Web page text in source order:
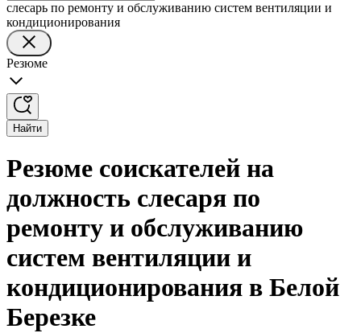
слесарь по ремонту и обслуживанию систем вентиляции и
кондиционирования
Резюме
Найти
Резюме соискателей на
должность слесаря по
ремонту и обслуживанию
систем вентиляции и
кондиционирования в Белой
Березке